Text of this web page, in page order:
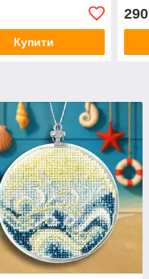
Купити
290